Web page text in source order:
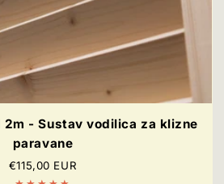
2m - Sustav vodilica za klizne
paravane
Redovna
€115,00 EUR